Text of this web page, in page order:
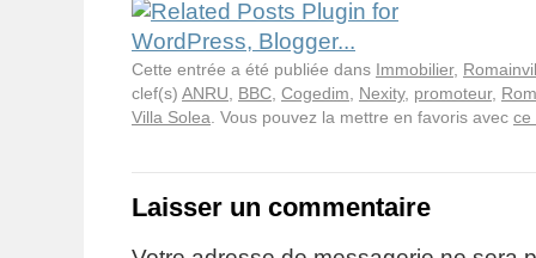
Cette entrée a été publiée dans Immobilier,
clef(s) ANRU BBC Cogedim Nexity, promoteur,
Villa Solea . Vous pouvez la mettre en favoris avec ce
Laisser un commentaire